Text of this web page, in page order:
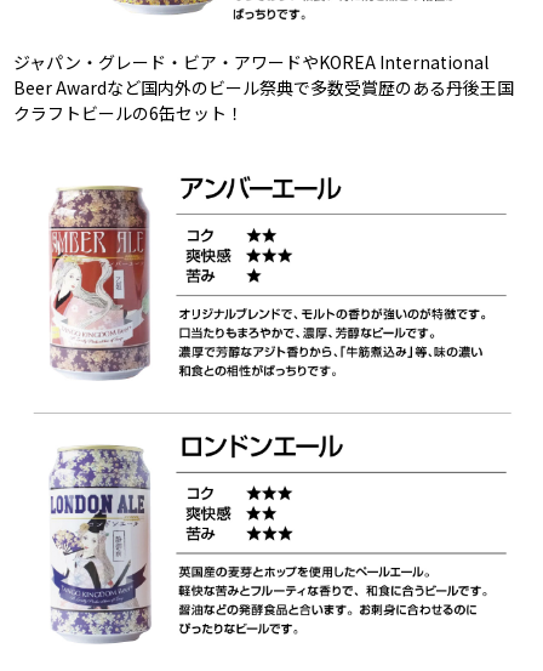
ジャパン・グレード・ビア・アワードやKOREA International
Beer Awardなど国内外のビール祭典で多数受賞歴のある丹後王国
クラフトビールの6缶セット！